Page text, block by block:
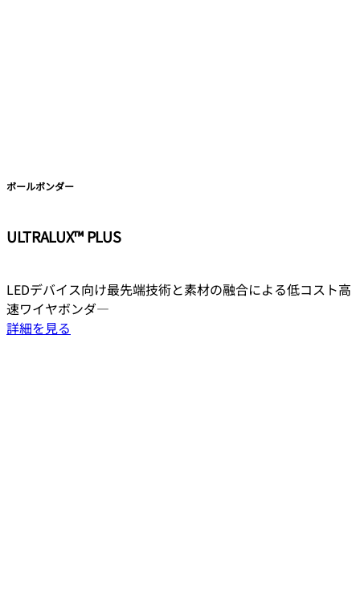
ボールボンダー
ULTRALUX™ PLUS
LEDデバイス向け最先端技術と素材の融合による低コスト高
速ワイヤボンダ―
詳細を見る